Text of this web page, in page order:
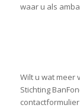
waar u als
Wilt u wat meer
Stichting